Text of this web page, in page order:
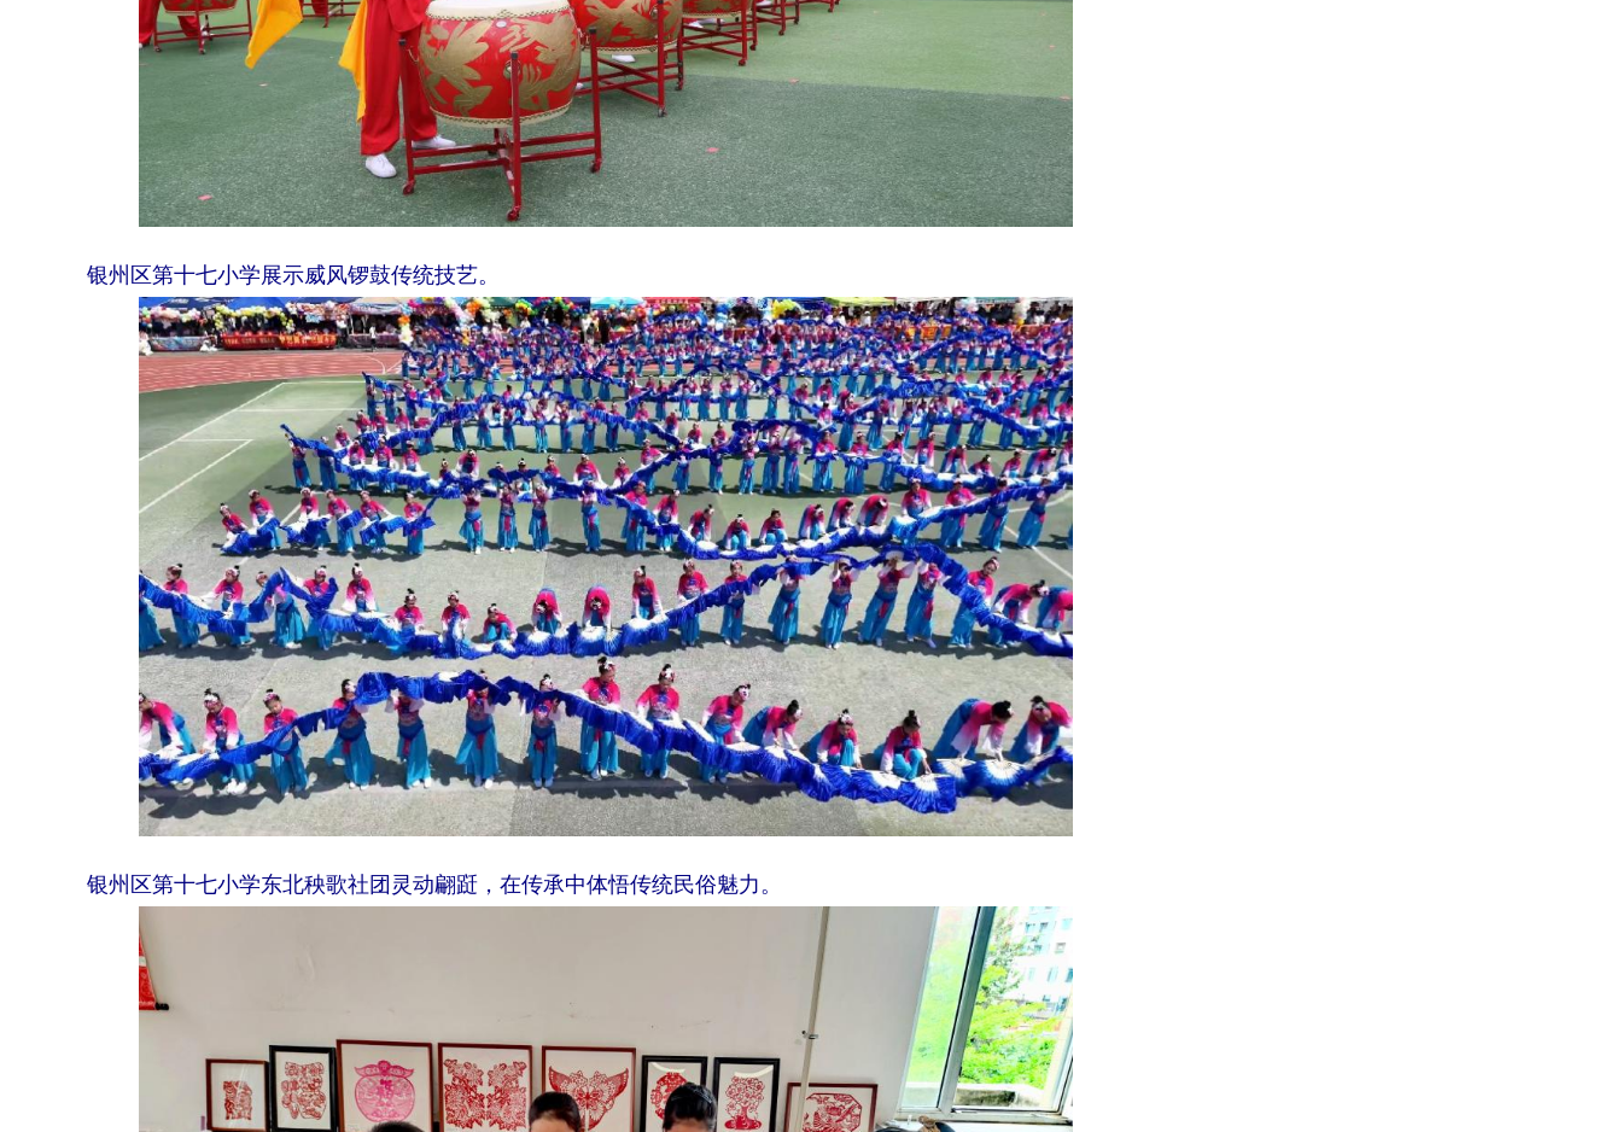
银州区第十七小学展示威风锣鼓传统技艺。
银州区第十七小学东北秧歌社团灵动翩跹，在传承中体悟传统民俗魅力。